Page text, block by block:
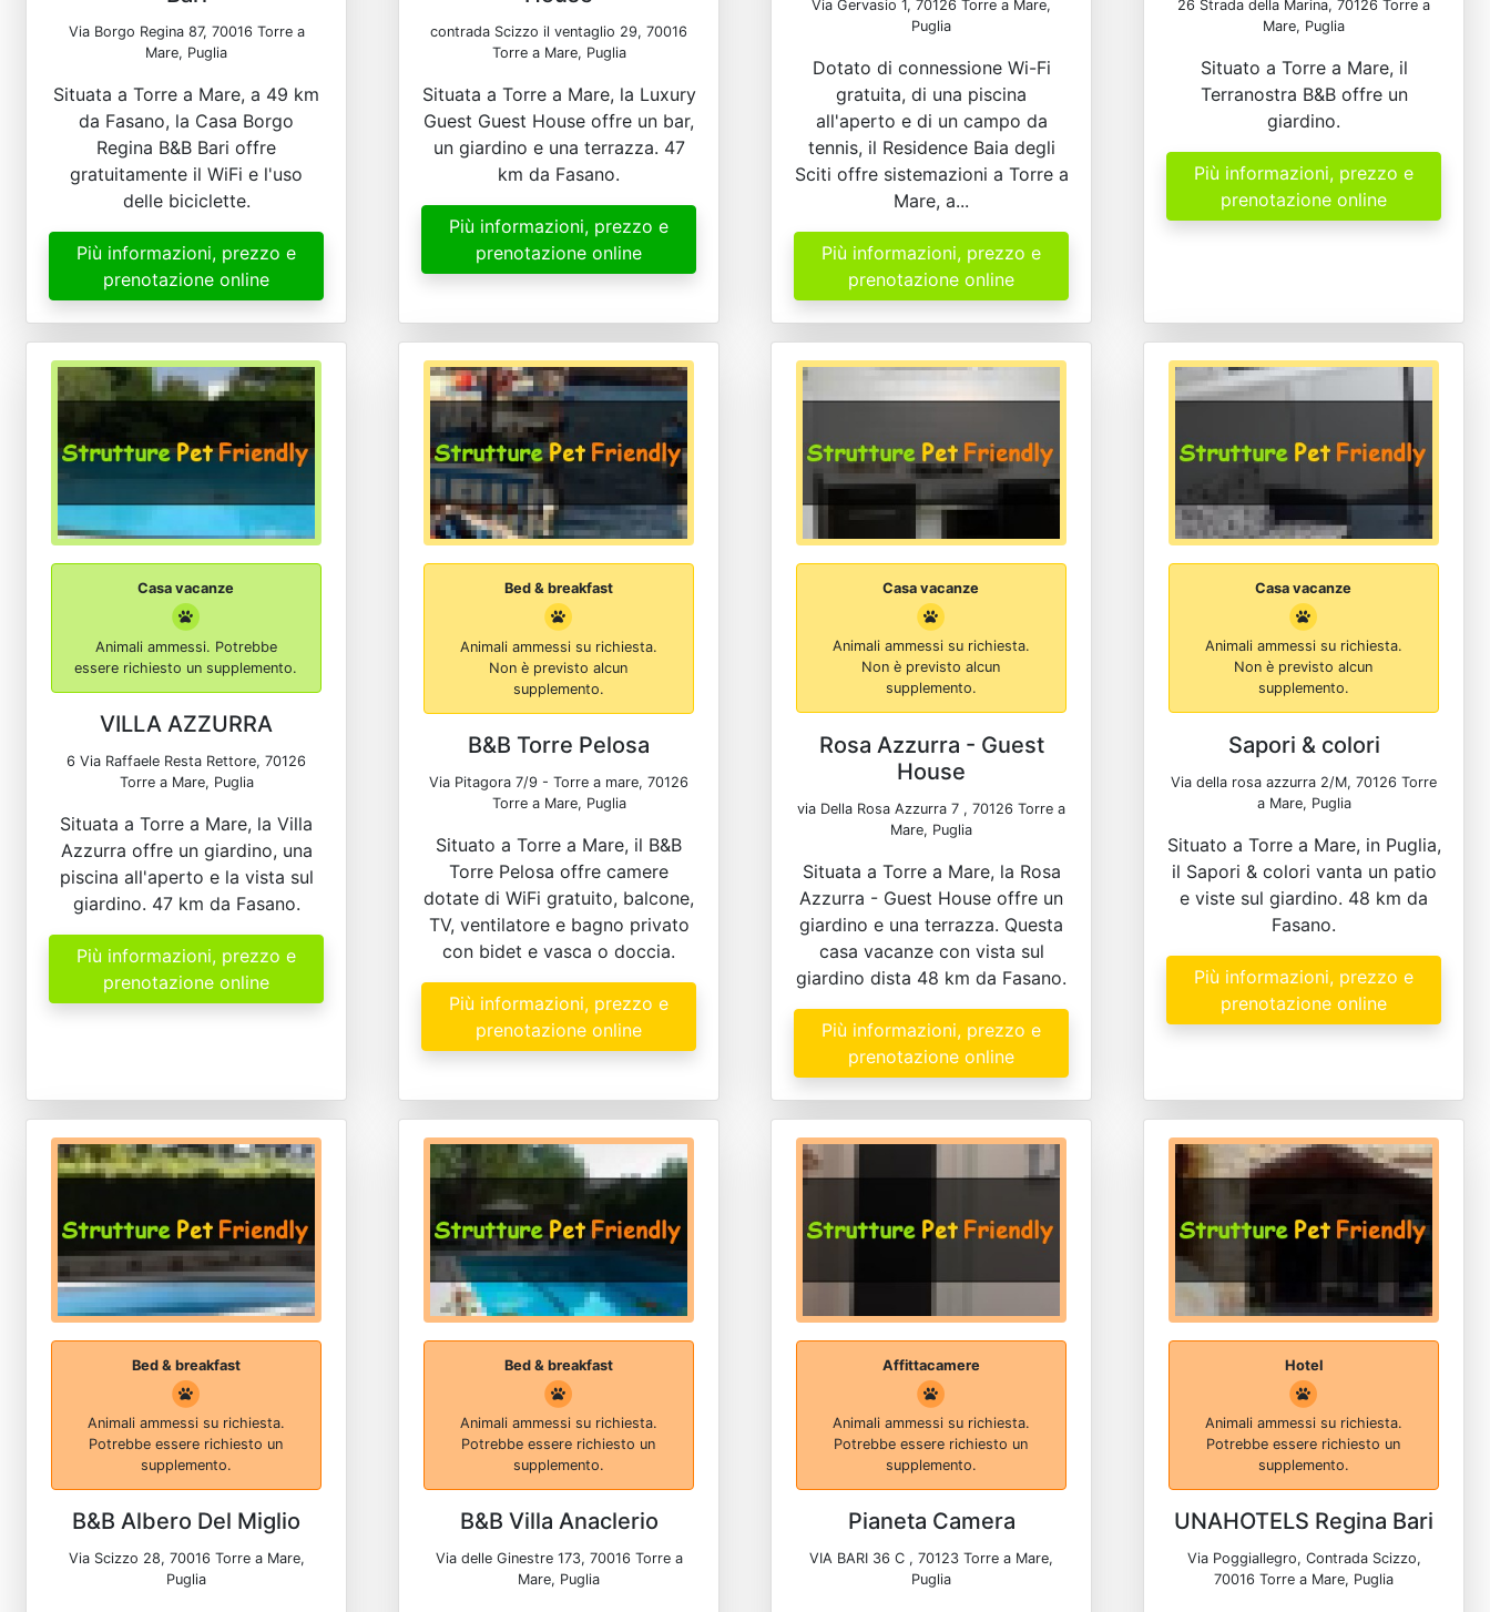
Via Borgo Regina 87, 70016 Torre a
Mare, Puglia
Situata a Torre a Mare, a 49 km
da Fasano, la Casa Borgo
Regina B&B Bari offre
gratuitamente il WiFi e l'uso
delle biciclette.
Più informazioni, prezzo e
prenotazione online
contrada Scizzo il ventaglio 29, 70016
Torre a Mare, Puglia
Situata a Torre a Mare, la Luxury
Guest Guest House offre un bar,
un giardino e una terrazza. 47
km da Fasano.
Più informazioni, prezzo e
prenotazione online
Via Gervasio 1, 70126 Torre a Mare,
Puglia
Dotato di connessione Wi-Fi
gratuita, di una piscina
all'aperto e di un campo da
tennis, il Residence Baia degli
Sciti offre sistemazioni a Torre a
Mare, a...
Più informazioni, prezzo e
prenotazione online
26 Strada della Marina, 70126 Torre a
Mare, Puglia
Situato a Torre a Mare, il
Terranostra B&B offre un
giardino.
Più informazioni, prezzo e
prenotazione online
Casa vacanze
Animali ammessi. Potrebbe
essere richiesto un supplemento.
VILLA AZZURRA
6 Via Raffaele Resta Rettore, 70126
Torre a Mare, Puglia
Situata a Torre a Mare, la Villa
Azzurra offre un giardino, una
piscina all'aperto e la vista sul
giardino. 47 km da Fasano.
Più informazioni, prezzo e
prenotazione online
Bed & breakfast
Animali ammessi su richiesta.
Non è previsto alcun
supplemento.
B&B Torre Pelosa
Via Pitagora 7/9 - Torre a mare, 70126
Torre a Mare, Puglia
Situato a Torre a Mare, il B&B
Torre Pelosa offre camere
dotate di WiFi gratuito, balcone,
TV, ventilatore e bagno privato
con bidet e vasca o doccia.
Più informazioni, prezzo e
prenotazione online
Casa vacanze
Animali ammessi su richiesta.
Non è previsto alcun
supplemento.
Rosa Azzurra - Guest
House
via Della Rosa Azzurra 7 , 70126 Torre a
Mare, Puglia
Situata a Torre a Mare, la Rosa
Azzurra - Guest House offre un
giardino e una terrazza. Questa
casa vacanze con vista sul
giardino dista 48 km da Fasano.
Più informazioni, prezzo e
prenotazione online
Casa vacanze
Animali ammessi su richiesta.
Non è previsto alcun
supplemento.
Sapori & colori
Via della rosa azzurra 2/M, 70126 Torre
a Mare, Puglia
Situato a Torre a Mare, in Puglia,
il Sapori & colori vanta un patio
e viste sul giardino. 48 km da
Fasano.
Più informazioni, prezzo e
prenotazione online
Bed & breakfast
Animali ammessi su richiesta.
Potrebbe essere richiesto un
supplemento.
B&B Albero Del Miglio
Via Scizzo 28, 70016 Torre a Mare,
Puglia
Bed & breakfast
Animali ammessi su richiesta.
Potrebbe essere richiesto un
supplemento.
B&B Villa Anaclerio
Via delle Ginestre 173, 70016 Torre a
Mare, Puglia
Affittacamere
Animali ammessi su richiesta.
Potrebbe essere richiesto un
supplemento.
Pianeta Camera
VIA BARI 36 C , 70123 Torre a Mare,
Puglia
Hotel
Animali ammessi su richiesta.
Potrebbe essere richiesto un
supplemento.
UNAHOTELS Regina Bari
Via Poggiallegro, Contrada Scizzo,
70016 Torre a Mare, Puglia